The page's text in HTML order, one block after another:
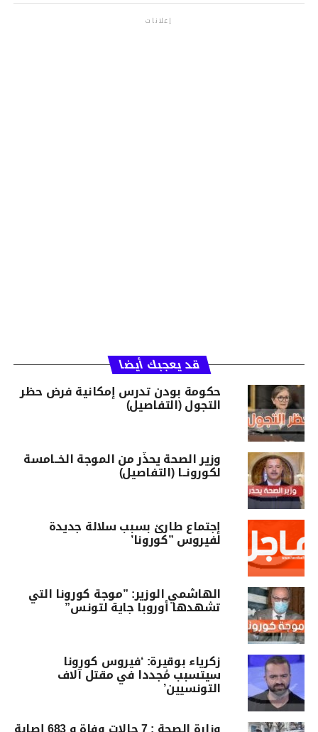
إعلانات
قد يعجبك أيضا
حكومة بودن تدرس إمكانية فرض حظر
التجول (التفاصيل)
وزير الصحة يحذّر من الموجة الخــامسة
لكورونــا (التفاصيل)
إجتماع طارئ بسبب سلالة جديدة
لفيروس ”كورونا’
الهاشمي الوزير: ”موجة كورونا التي
تشهدها أوروبا جاية لتونس”
زكرياء بوقيرة: ‘فيروس كورونا
سيتسبب مُجددا في مقتل آلاف
التونسيين’